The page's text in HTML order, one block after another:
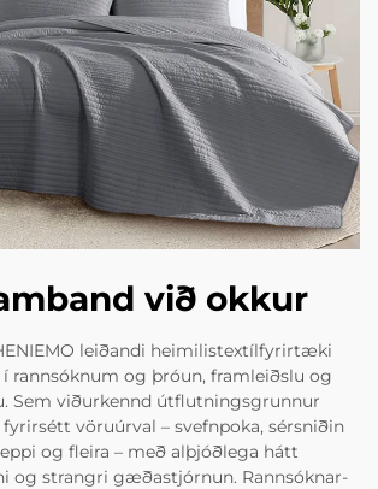
við okkur
leiðandi heimilistextílfyrirtæki
rannsóknum og þróun, framleiðslu og
Sem viðurkennd útflutningsgrunnur
vöruúrval – svefnpoka, sérsniðin
og fleira – með alþjóðlega hátt
og strangri gæðastjórnun. Rannsóknar-